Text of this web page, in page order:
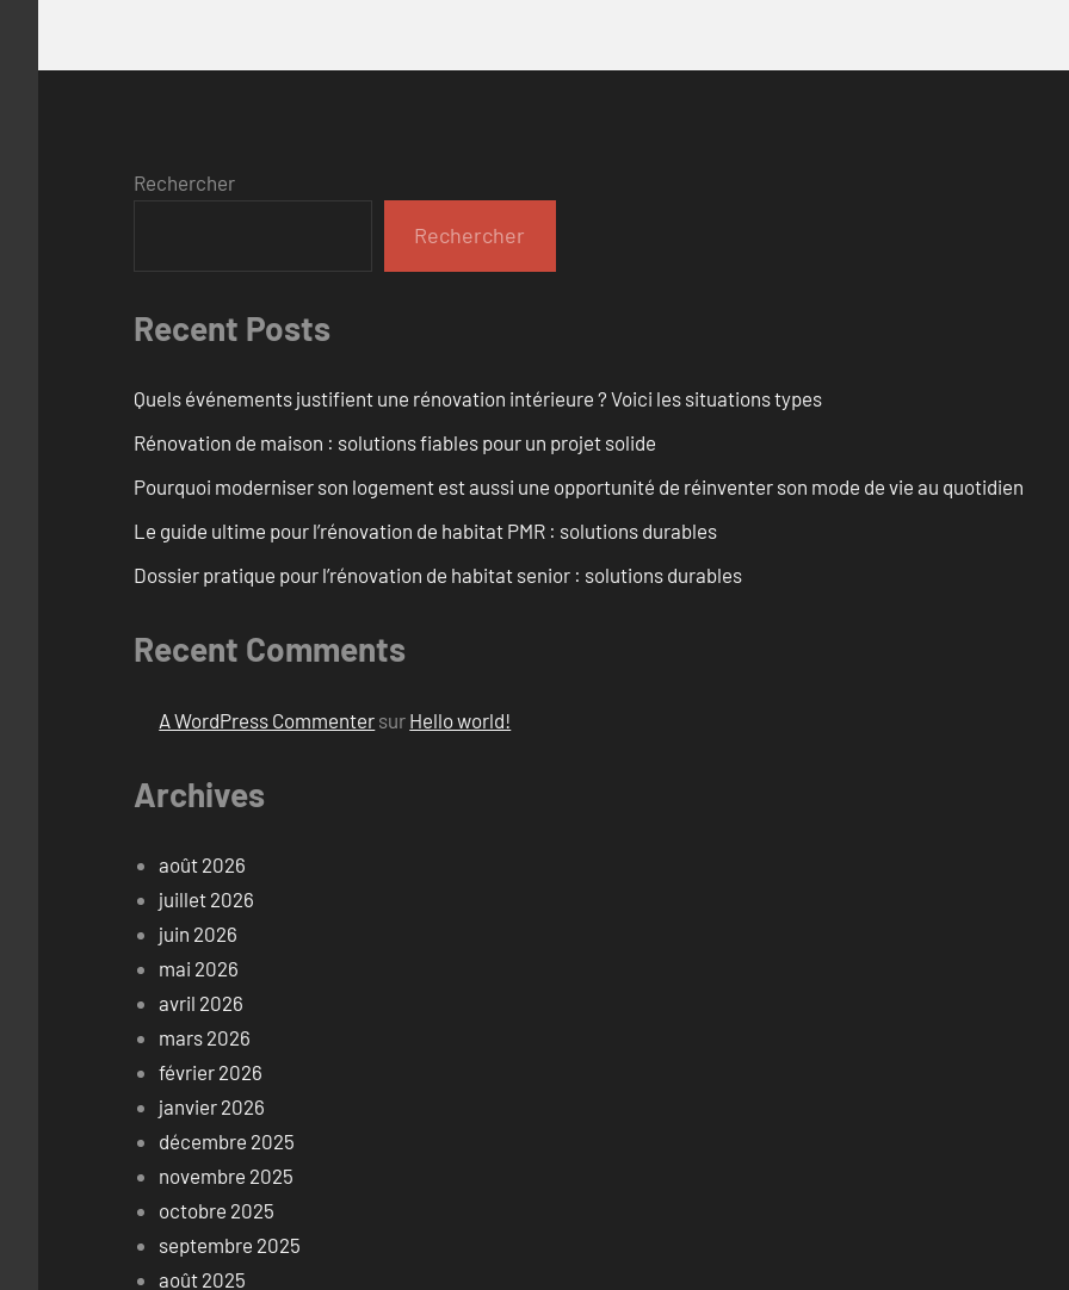
Rechercher
Rechercher
Recent Posts
Quels événements justifient une rénovation intérieure ? Voici les situations types
Rénovation de maison : solutions fiables pour un projet solide
Pourquoi moderniser son logement est aussi une opportunité de réinventer son mode de vie au quotidien
Le guide ultime pour l’rénovation de habitat PMR : solutions durables
Dossier pratique pour l’rénovation de habitat senior : solutions durables
Recent Comments
A WordPress Commenter sur Hello world!
Archives
août 2026
juillet 2026
juin 2026
mai 2026
avril 2026
mars 2026
février 2026
janvier 2026
décembre 2025
novembre 2025
octobre 2025
septembre 2025
août 2025